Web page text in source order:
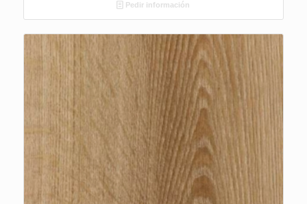
Pedir información